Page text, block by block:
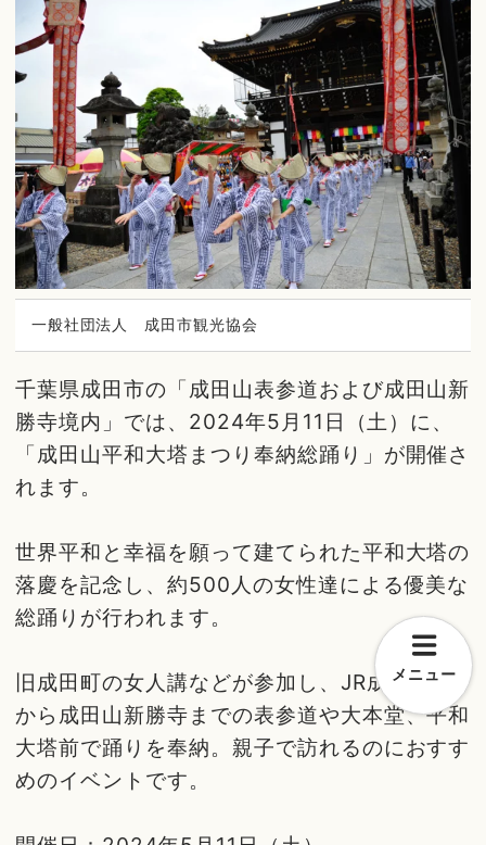
一般社団法人 成田市観光協会
千葉県成田市の「成田山表参道および成田山新
勝寺境内」では、2024年5月11日（土）に、
「成田山平和大塔まつり奉納総踊り」が開催さ
れます。
世界平和と幸福を願って建てられた平和大塔の
落慶を記念し、約500人の女性達による優美な
総踊りが行われます。
旧成田町の女人講などが参加し、JR成田駅前
から成田山新勝寺までの表参道や大本堂、平和
大塔前で踊りを奉納。親子で訪れるのにおすす
めのイベントです。
メニュー